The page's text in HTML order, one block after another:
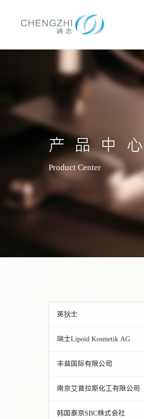
产品中心
Product Center
英狄士
瑞士Lipoid Kosmetik AG
丰益国际有限公司
南京艾普拉斯化工有限公司
韩国泰京SBC株式会社